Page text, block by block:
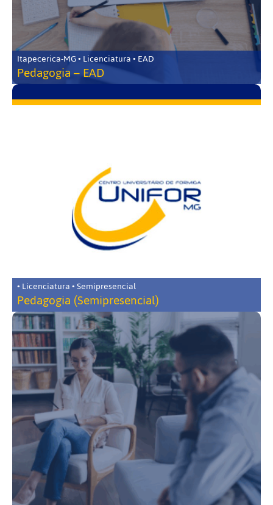
Itapecerica-MG • Licenciatura • EAD
Pedagogia – EAD
• Licenciatura • Semipresencial
Pedagogia (Semipresencial)